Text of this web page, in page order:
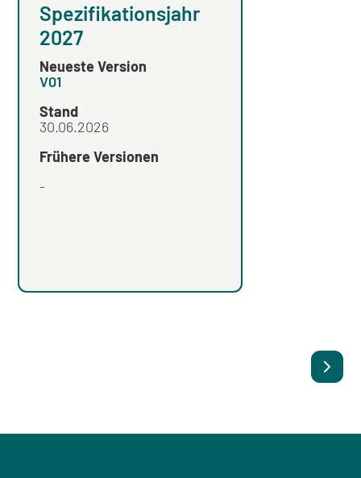
Spezifikationsjahr
2027
Neueste Version
V01
Stand
30.06.2026
Frühere Versionen
-